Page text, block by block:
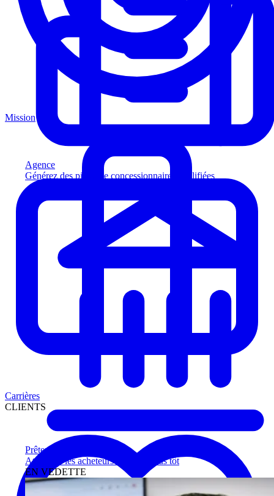
Agence
Générez des pistes de concessionnaires qualifiées
Prêteurs
Atteignez les acheteurs qualifiés plus tôt
EN VEDETTE
Mission
Carrières
CLIENTS